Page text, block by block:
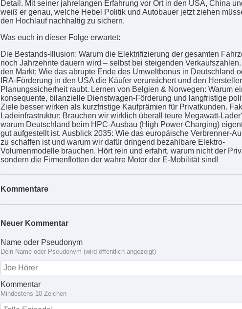
Detail. Mit seiner jahrelangen Erfahrung vor Ort in den USA, China
weiß er genau, welche Hebel Politik und Autobauer jetzt ziehen
den Hochlauf nachhaltig zu sichern.
Was euch in dieser Folge erwartet:
Die Bestands-Illusion: Warum die Elektrifizierung der gesamten
noch Jahrzehnte dauern wird – selbst bei steigenden Verkaufszahlen.
den Markt: Wie das abrupte Ende des Umweltbonus in Deutschland
IRA-Förderung in den USA die Käufer verunsichert und den
Planungssicherheit raubt. Lernen von Belgien & Norwegen: Warum
konsequente, bilanzielle Dienstwagen-Förderung und langfristige
Ziele besser wirken als kurzfristige Kaufprämien für Privatkunden.
Ladeinfrastruktur: Brauchen wir wirklich überall teure Megawatt-
warum Deutschland beim HPC-Ausbau (High Power Charging)
gut aufgestellt ist. Ausblick 2035: Wie das europäische Verbrenner-
zu schaffen ist und warum wir dafür dringend bezahlbare Elektro-
Volumenmodelle brauchen. Hört rein und erfahrt, warum nicht der
sondern die Firmenflotten der wahre Motor der E-Mobilität sind!
Kommentare
Neuer Kommentar
Name oder Pseudonym
Dein Name oder Pseudonym (wird öffentlich angezeigt)
Kommentar
Mindestens 10 Zeichen